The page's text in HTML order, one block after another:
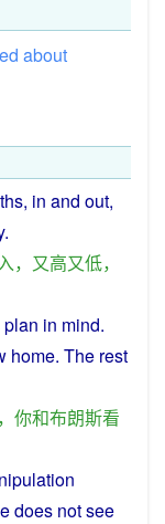
about
, in and out,
.
， 又高又低，
plan in mind.
home. The rest
， 你和布朗斯看
does notsee